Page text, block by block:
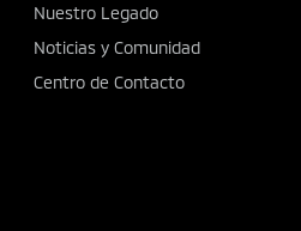
Nuestro Legado
Noticias y Comunidad
Centro de Contacto